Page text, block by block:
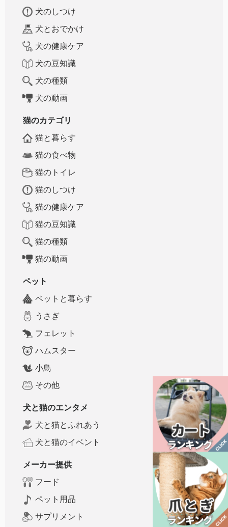
犬のしつけ
犬とおでかけ
犬の健康ケア
犬の豆知識
犬の種類
犬の動画
猫のカテゴリ
猫と暮らす
猫の食べ物
猫のトイレ
猫のしつけ
猫の健康ケア
猫の豆知識
猫の種類
猫の動画
ペット
ペットと暮らす
うさぎ
フェレット
ハムスター
小鳥
その他
犬と猫のエンタメ
犬と猫とふれあう
犬と猫のイベント
メーカー提供
フード
ペット用品
サプリメント